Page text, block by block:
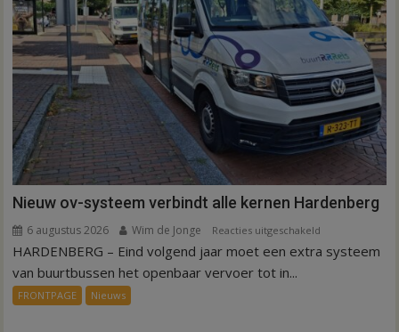
Nieuw ov-systeem verbindt alle kernen Hardenberg
6 augustus 2026 Wim de Jonge Reacties uitgeschakeld
Nieuw
HARDENBERG – Eind volgend jaar moet een extra systeem
van buurtbussen het openbaar vervoer tot in...
FRONTPAGE Nieuws